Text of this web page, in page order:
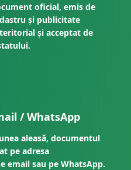
oficial, emis de
și publicitate
și acceptat de
/ WhatsApp
aleasă, documentul
pe adresa
email sau pe WhatsApp.